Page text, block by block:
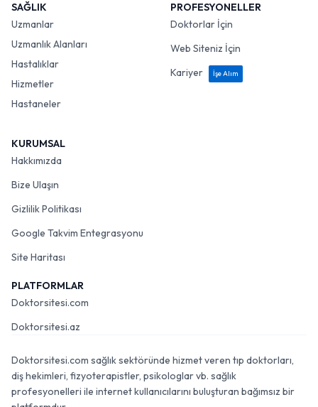
SAĞLIK
Uzmanlar
Uzmanlık Alanları
Hastalıklar
Hizmetler
Hastaneler
PROFESYONELLER
Doktorlar İçin
Web Siteniz İçin
Kariyer
İşe Alım
KURUMSAL
Hakkımızda
Bize Ulaşın
Gizlilik Politikası
Google Takvim Entegrasyonu
Site Haritası
PLATFORMLAR
Doktorsitesi.com
Doktorsitesi.az
Doktorsitesi.com sağlık sektöründe hizmet veren tıp doktorları,
diş hekimleri, fizyoterapistler, psikologlar vb. sağlık
profesyonelleri ile internet kullanıcılarını buluşturan bağımsız bir